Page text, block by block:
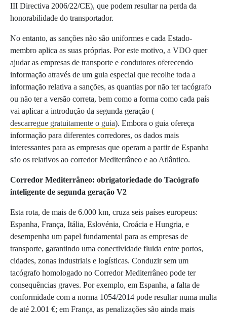
III Directiva 2006/22/CE), que podem resultar na perda da
honorabilidade do transportador.
No entanto, as sanções não são uniformes e cada Estado-
membro aplica as suas próprias. Por este motivo, a VDO quer
ajudar as empresas de transporte e condutores oferecendo
informação através de um guia especial que recolhe toda a
informação relativa a sanções, as quantias por não ter tacógrafo
ou não ter a versão correta, bem como a forma como cada país
vai aplicar a introdução da segunda geração (
descarregue gratuitamente o guia). Embora o guia ofereça
informação para diferentes corredores, os dados mais
interessantes para as empresas que operam a partir de Espanha
são os relativos ao corredor Mediterrâneo e ao Atlântico.
Corredor Mediterrâneo: obrigatoriedade do Tacógrafo
inteligente de segunda geração V2
Esta rota, de mais de 6.000 km, cruza seis países europeus:
Espanha, França, Itália, Eslovénia, Croácia e Hungria, e
desempenha um papel fundamental para as empresas de
transporte, garantindo uma conectividade fluida entre portos,
cidades, zonas industriais e logísticas. Conduzir sem um
tacógrafo homologado no Corredor Mediterrâneo pode ter
consequências graves. Por exemplo, em Espanha, a falta de
conformidade com a norma 1054/2014 pode resultar numa multa
de até 2.001 €; em França, as penalizações são ainda mais